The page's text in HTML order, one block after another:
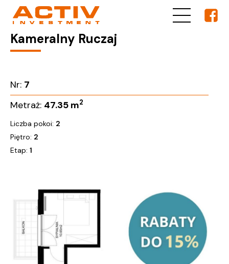
Kameralny Ruczaj
Nr: 7
Metraż: 47.35 m2
Liczba pokoi: 2
Piętro: 2
Etap: 1